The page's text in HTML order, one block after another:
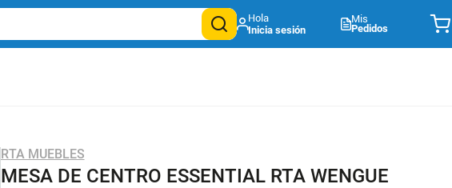
Mis
Pedidos
RTA MUEBLES
MESA DE CENTRO ESSENTIAL RTA WENGUE